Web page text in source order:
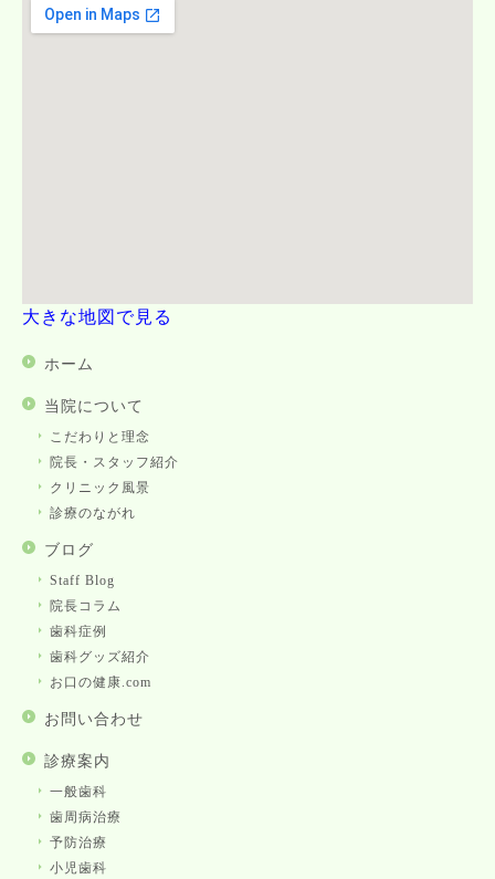
大きな地図で見る
ホーム
当院について
こだわりと理念
院長・スタッフ紹介
クリニック風景
診療のながれ
ブログ
Staff Blog
院長コラム
歯科症例
歯科グッズ紹介
お口の健康.com
お問い合わせ
診療案内
一般歯科
歯周病治療
予防治療
小児歯科